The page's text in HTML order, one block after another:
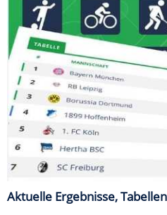
Aktuelle Ergebnisse,